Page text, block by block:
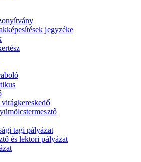
jegyzéke
tagi pályázat
és lektori pályázat